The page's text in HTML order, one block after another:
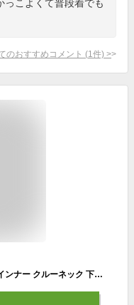
っこよくて普段着でも
のおすすめコメント (1 件) >
PUMA プーマ tシャツ メンズ 長袖 ロンT インナー クルーネック 下着 肌着 スポーツ ブランド ジャガード 総柄 ワンポイント ロゴ プレゼント 男性下着 紳士 黒 紺 outfit